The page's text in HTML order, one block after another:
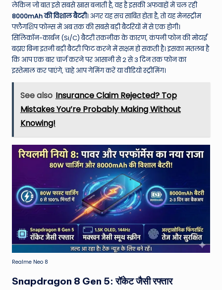
लेकिन जो बात इसे सबसे खास बनाती है, वह है इसकी अफवाहों में चल रही
8000mAh की विशाल बैटरी। अगर यह सच साबित होता है, तो यह मेनस्ट्रीम
फ्लैगशिप फोन्स में अब तक की सबसे बड़ी बैटरियों में से एक होगी।
सिलिकॉन-कार्बन (Si/C) बैटरी तकनीक के कारण, कंपनी फोन की मोटाई
बढ़ाए बिना इतनी बड़ी बैटरी फिट करने में सक्षम हो सकती है। इसका मतलब है
कि आप एक बार चार्ज करने पर आसानी से 2 से 3 दिन तक फोन का
इस्तेमाल कर पाएंगे, चाहे आप गेमिंग करें या वीडियो स्ट्रीमिंग।
See also Insurance Claim Rejected? Top
Mistakes You’re Probably Making Without
Knowing!
Realme Neo 8
Snapdragon 8 Gen 5: रॉकेट जैसी रफ्तार